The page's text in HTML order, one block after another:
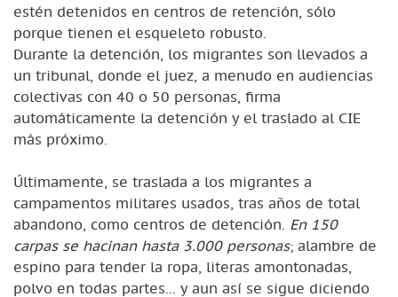
estén detenidos en centros de retención, sólo
porque tienen el esqueleto robusto.
Durante la detención, los migrantes son llevados a
un tribunal, donde el juez, a menudo en audiencias
colectivas con 40 o 50 personas, firma
automáticamente la detención y el traslado al CIE
más próximo.
Últimamente, se traslada a los migrantes a
campamentos militares usados, tras años de total
abandono, como centros de detención. En 150
carpas se hacinan hasta 3.000 personas; alambre de
espino para tender la ropa, literas amontonadas,
polvo en todas partes... y aun así se sigue diciendo